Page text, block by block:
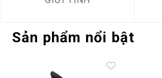
Sản phẩm nổi bật